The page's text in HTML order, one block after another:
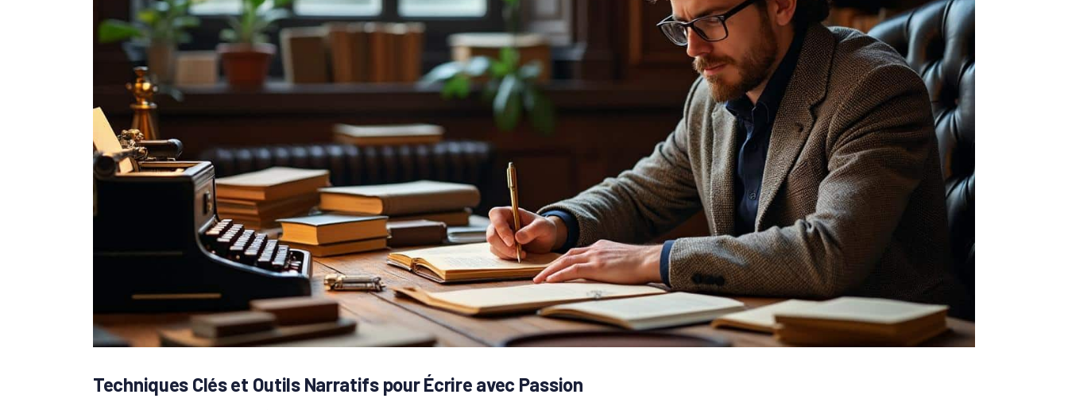
Techniques Clés et Outils Narratifs pour Écrire avec Passion